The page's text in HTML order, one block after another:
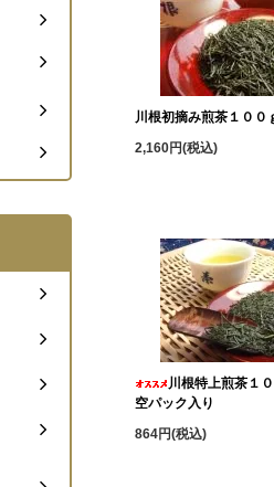
川根初摘み煎茶１００
2,160円(税込)
川根特上煎茶１
空パック入り
864円(税込)